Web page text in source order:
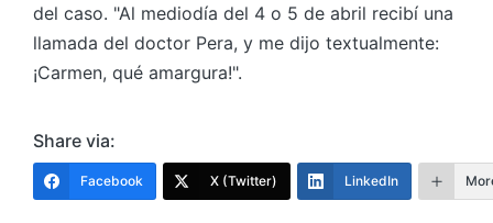
del caso. "Al mediodía del 4 o 5 de abril recibí una
llamada del doctor Pera, y me dijo textualmente:
¡Carmen, qué amargura!".
Share via:
Facebook X (Twitter) LinkedIn